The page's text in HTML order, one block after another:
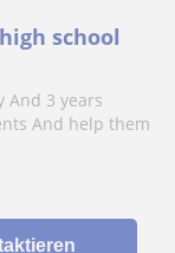
school
And 3 years
And help them